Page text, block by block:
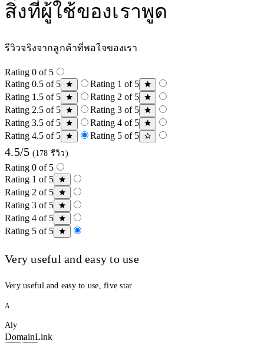
สิ่งที่ผู้ใช้ของเราพูด
รีวิวจริงจากลูกค้าที่พอใจของเรา
Rating 0 of 5
Rating 0.5 of 5
Rating 1 of 5
Rating 1.5 of 5
Rating 2 of 5
Rating 2.5 of 5
Rating 3 of 5
Rating 3.5 of 5
Rating 4 of 5
Rating 4.5 of 5
Rating 5 of 5
4.5/5 (178 รีวิว)
Rating 0 of 5
Rating 1 of 5
Rating 2 of 5
Rating 3 of 5
Rating 4 of 5
Rating 5 of 5
Very useful and easy to use
Very useful and easy to use, five star
A
Aly
DomainLink